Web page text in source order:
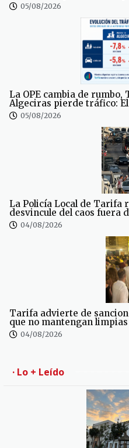
05/08/2026
La OPE cambia de
Algeciras pierde tráfico:
05/08/2026
La Policía Local de Tarifa
desvincule del caos fuera
04/08/2026
Tarifa advierte de
que no mantengan
04/08/2026
· Lo + Leído